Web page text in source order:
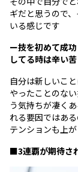
ギだと思うので
いる感じです
ー技を初めて成
してる時は辛い
自分は新しいこ
やったことのな
う気持ちが凄く
れる要因ではあ
テンションも上
■3連覇が期待さ